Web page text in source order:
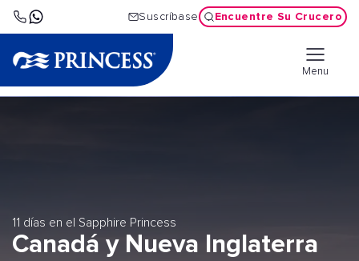
Suscríbase Encuentre Su Crucero
Menu
11 días en el Sapphire Princess
Canadá y Nueva Inglaterra